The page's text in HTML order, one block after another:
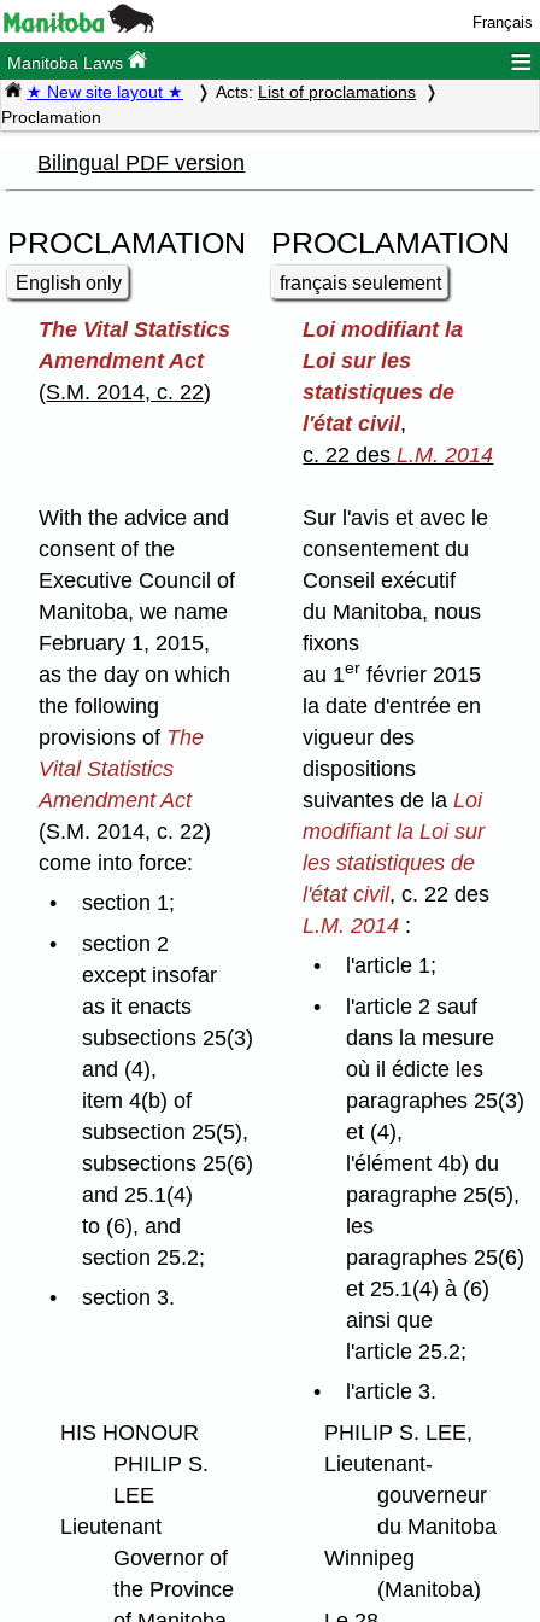
Français
Manitoba Laws ≡
★ New site layout ★ Acts: List of proclamations
Proclamation
Bilingual PDF version
PROCLAMATION
English only
PROCLAMATION
français seulement
The Vital Statistics
Amendment Act
(S.M. 2014, c. 22)
Loi modifiant la
Loi sur les
statistiques de
l'état civil,
c. 22 desL.M. 2014
With the advice and
consent of the
Executive Council of
Manitoba, we name
February 1, 2015,
as the day on which
the following
provisions of The
Vital Statistics
Amendment Act
(S.M. 2014, c. 22)
come into force:
section 1;
section 2
except insofar
as it enacts
subsections 25(3)
and (4),
item 4(b) of
subsection 25(5),
subsections 25(6)
and 25.1(4)
to (6), and
section 25.2;
section 3.
Sur l'avis et avec le
consentement du
Conseil exécutif
du Manitoba, nous
fixons
au 1er février 2015
la date d'entrée en
vigueur des
dispositions
suivantes de laLoi
modifiant la Loi sur
les statistiques de
l'état civil, c. 22 des
L.M. 2014 :
l'article 1;
l'article 2 sauf
dans la mesure
où il édicte les
paragraphes 25(3)
et (4),
l'élément 4b) du
paragraphe 25(5),
les
paragraphes 25(6)
et 25.1(4) à (6)
ainsi que
l'article 25.2;
l'article 3.
HIS HONOUR
PHILIP S.
LEE
Lieutenant
Governor of
the Province
PHILIP S. LEE,
Lieutenant-
gouverneur
du Manitoba
Winnipeg
(Manitoba)